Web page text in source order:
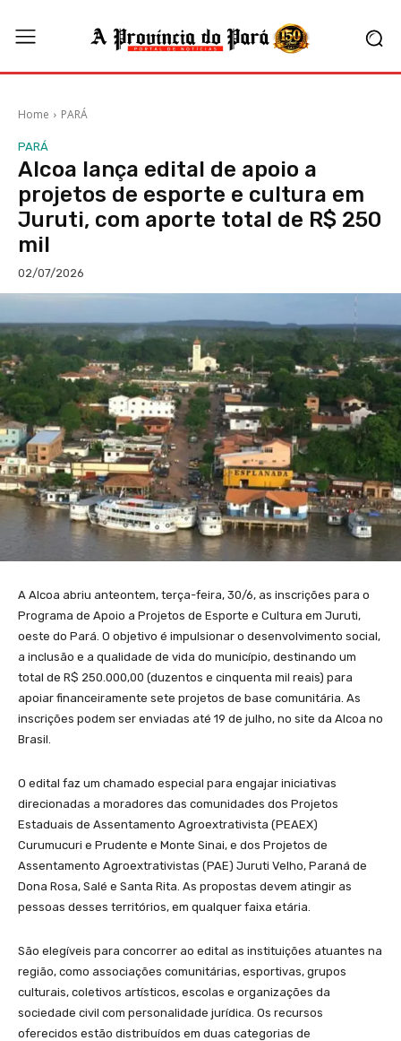
Home PARÁ
PARÁ
Alcoa lança edital de apoio a
projetos de esporte e cultura em
Juruti, com aporte total de R$ 250
mil
02/07/2026
A Alcoa abriu anteontem, terça-feira, 30/6, as inscrições para o
Programa de Apoio a Projetos de Esporte e Cultura em Juruti,
oeste do Pará. O objetivo é impulsionar o desenvolvimento social,
a inclusão e a qualidade de vida do município, destinando um
total de R$ 250.000,00 (duzentos e cinquenta mil reais) para
apoiar financeiramente sete projetos de base comunitária. As
inscrições podem ser enviadas até 19 de julho, no site da Alcoa no
Brasil.
O edital faz um chamado especial para engajar iniciativas
direcionadas a moradores das comunidades dos Projetos
Estaduais de Assentamento Agroextrativista (PEAEX)
Curumucuri e Prudente e Monte Sinai, e dos Projetos de
Assentamento Agroextrativistas (PAE) Juruti Velho, Paraná de
Dona Rosa, Salé e Santa Rita. As propostas devem atingir as
pessoas desses territórios, em qualquer faixa etária.
São elegíveis para concorrer ao edital as instituições atuantes na
região, como associações comunitárias, esportivas, grupos
culturais, coletivos artísticos, escolas e organizações da
sociedade civil com personalidade jurídica. Os recursos
oferecidos estão distribuídos em duas categorias de